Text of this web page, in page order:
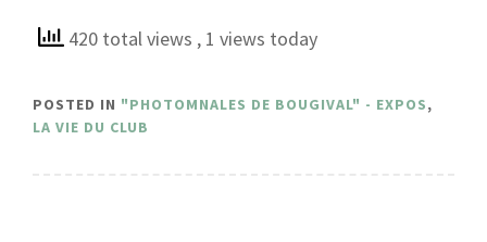
420 total views , 1 views today
POSTED IN "PHOTOMNALES DE BOUGIVAL" - EXPOS,
LA VIE DU CLUB